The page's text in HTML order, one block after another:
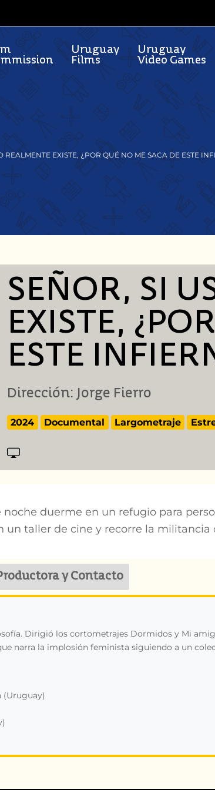
Uruguay
Films
Uruguay
Video Games
REALMENTE EXISTE, ¿POR QUÉ NO ME SACA DE ESTE
SEÑOR, SI
EXISTE,
ESTE
Dirección: Jorge Fierro
2024 Documental Largometraje
noche duerme en un refugio para
un taller de cine y recorre la
y Contacto
Dirigió los cortometrajes Dormidos y Mi
narra la implosión feminista siguiendo a un
(Uruguay)